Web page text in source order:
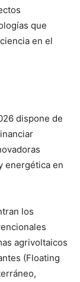
que
en el
dispone de
energética en
los
agrivoltaicos
(Floating